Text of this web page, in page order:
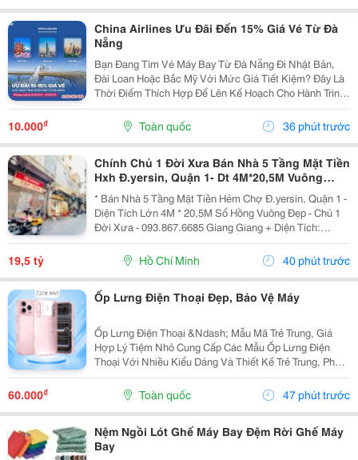
China Airlines Ưu Đãi Đến 15% Giá Vé Từ Đà
Nẵng
Bạn Đang Tìm Vé Máy Bay Từ Đà Nẵng Đi Nhật Bản,
Đài Loan Hoặc Bắc Mỹ Với Mức Giá Tiết Kiệm? Đây Là
Thời Điểm Thích Hợp Để Lên Kế Hoạch Cho Hành Trình
Cuối Năm Và Đầu Năm 2027. China Airlines Ưu Đãi Đến
15% Giá Vé Từ Đà Nẵng Cho Nhiều Điểm Đến Quốc
10.000₫ Toàn quốc 36 phút trước
Chính Chủ 1 Đời Xưa Bán Nhà 5 Tầng Mặt Tiền
Hxh Đ.yersin, Quận 1- Dt 4M*20,5M Vuông
Đẹp- Giá Tốt Chỉ 19,5T- Nh Định Giá 19T- Khai
Thác Dòng
* Bán Nhà 5 Tầng Mặt Tiền Hẻm Chợ Đ.yersin, Quận 1 -
Diện Tích Lớn 4M * 20,5M Sổ Hồng Vuông Đẹp - Chủ 1
Đời Xưa - 093.867.6685 Giang Giang + Diện Tích:
80M2. + Kết Cấu: 5 Tầng Btct - 6Pn - 6 Wc. + Ngay Chợ
Bến Thành &Amp; Chợ Dân Sinh - Khu Vực...
19,5 tỷ Hồ Chí Minh 40 phút trước
Ốp Lưng Điện Thoại Đẹp, Bảo Vệ Máy
Ốp Lưng Điện Thoại &Ndash; Mẫu Mã Trẻ Trung, Giá
Hợp Lý Tiệm Nhỏ Cung Cấp Các Mẫu Ốp Lưng Điện
Thoại Với Nhiều Kiểu Dáng Và Thiết Kế Trẻ Trung, Phù
Hợp Với Học Sinh, Sinh Viên Và Người Dùng Yêu Thích
Phụ Kiện Điện Thoại. Ốp Được Thiết Kế Vừa Vặn...
60.000₫ Toàn quốc 47 phút trước
Nệm Ngồi Lót Ghế Máy Bay Đệm Rời Ghế Máy
Bay